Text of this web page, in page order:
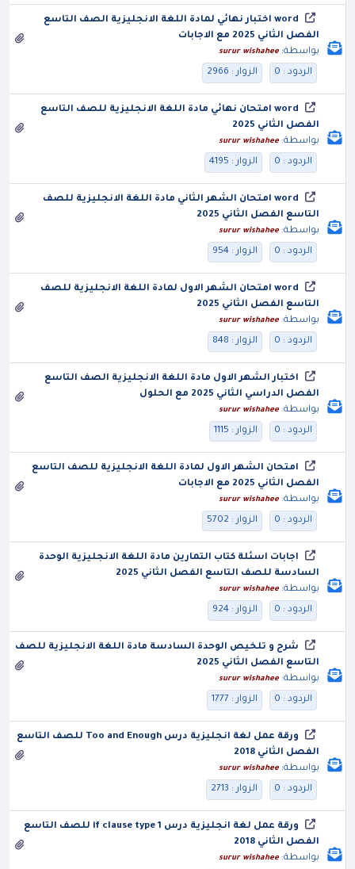
word اختبار نهائي لمادة اللغة الانجليزية الصف التاسع
الفصل الثاني 2025 مع الاجابات
بواسطة:surur wishahee
الردود : 0 الزوار : 2966
word امتحان نهائي مادة اللغة الانجليزية للصف التاسع
الفصل الثاني 2025
بواسطة:surur wishahee
الردود : 0 الزوار : 4195
word امتحان الشهر الثاني مادة اللغة الانجليزية للصف
التاسع الفصل الثاني 2025
بواسطة:surur wishahee
الردود : 0 الزوار : 954
word امتحان الشهر الاول لمادة اللغة الانجليزية للصف
التاسع الفصل الثاني 2025
بواسطة:surur wishahee
الردود : 0 الزوار : 848
اختبار الشهر الاول مادة اللغة الانجليزية الصف التاسع
الفصل الدراسي الثاني 2025 مع الحلول
بواسطة:surur wishahee
الردود : 0 الزوار : 1115
امتحان الشهر الاول لمادة اللغة الانجليزية للصف التاسع
الفصل الثاني 2025 مع الاجابات
بواسطة:surur wishahee
الردود : 0 الزوار : 5702
اجابات اسئلة كتاب التمارين مادة اللغة الانجليزية الوحدة
السادسة للصف التاسع الفصل الثاني 2025
بواسطة:surur wishahee
الردود : 0 الزوار : 924
شرح و تلخيص الوحدة السادسة مادة اللغة الانجليزية للصف
التاسع الفصل الثاني 2025
بواسطة:surur wishahee
الردود : 0 الزوار : 1777
ورقة عمل لغة انجليزية درس Too and Enough للصف التاسع
الفصل الثاني 2018
بواسطة:surur wishahee
الردود : 0 الزوار : 2713
ورقة عمل لغة انجليزية درس if clause type 1 للصف التاسع
الفصل الثاني 2018
بواسطة:surur wishahee